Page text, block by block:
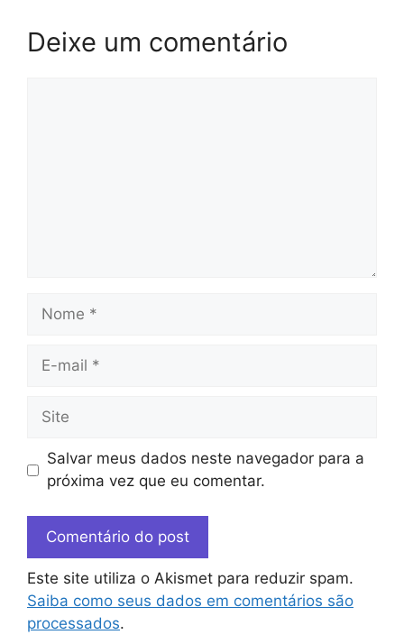
Deixe um comentário
Salvar meus dados neste navegador para a
próxima vez que eu comentar.
Este site utiliza o Akismet para reduzir spam.
Saiba como seus dados em comentários são
processados.